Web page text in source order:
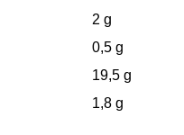
2 g
0,5 g
19,5 g
1,8 g